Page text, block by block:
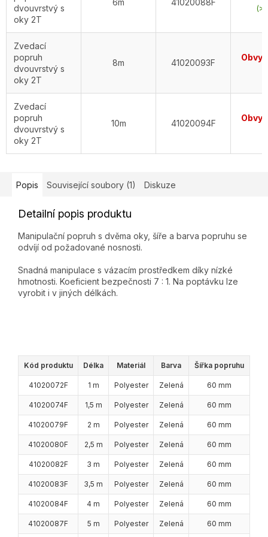
dvouvrstvý s
oky 2T
6m 41020088F
Zvedací
popruh
dvouvrstvý s
oky 2T
8m 41020093F
Zvedací
popruh
dvouvrstvý s
oky 2T
10m 41020094F
Popis Související soubory (1) Diskuze
Detailní popis produktu
Manipulační popruh s dvěma oky, šíře a barva popruhu se
odvíjí od požadované nosnosti.
Snadná manipulace s vázacím prostředkem díky nízké
hmotnosti. Koeficient bezpečnosti 7 : 1. Na poptávku lze
vyrobit i v jiných délkách.
Kód produktu Délka Materiál Barva Šířka popruhu
41020072F 1 m Polyester Zelená 60 mm
41020074F 1,5 m Polyester Zelená 60 mm
41020079F 2 m Polyester Zelená 60 mm
41020080F 2,5 m Polyester Zelená 60 mm
41020082F 3 m Polyester Zelená 60 mm
41020083F 3,5 m Polyester Zelená 60 mm
41020084F 4 m Polyester Zelená 60 mm
41020087F 5 m Polyester Zelená 60 mm